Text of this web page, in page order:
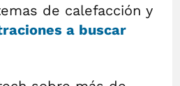
de calefacción y
a buscar